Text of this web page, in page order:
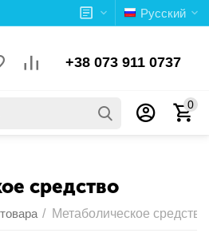
Русский
+38 073 911 0737
0
средство
/ Метаболическое средство